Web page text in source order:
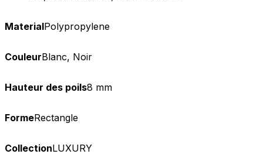
MaterialPolypropylene
CouleurBlanc, Noir
Hauteur des poils8 mm
FormeRectangle
CollectionLUXURY